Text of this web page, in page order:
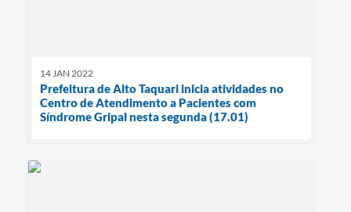
14 JAN 2022
Prefeitura de Alto Taquari inicia atividades no
Centro de Atendimento a Pacientes com
Síndrome Gripal nesta segunda (17.01)